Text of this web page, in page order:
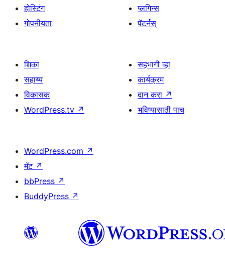
होस्टिंग
गोपनीयता
प्लगिन्स
पॅटर्नस्
शिका
सहाय्य
विकासक
WordPress.tv ↗
सहभागी व्हा
कार्यक्रम
दान करा ↗
भविष्यासाठी पाच
WordPress.com ↗
मॅट ↗
bbPress ↗
BuddyPress ↗